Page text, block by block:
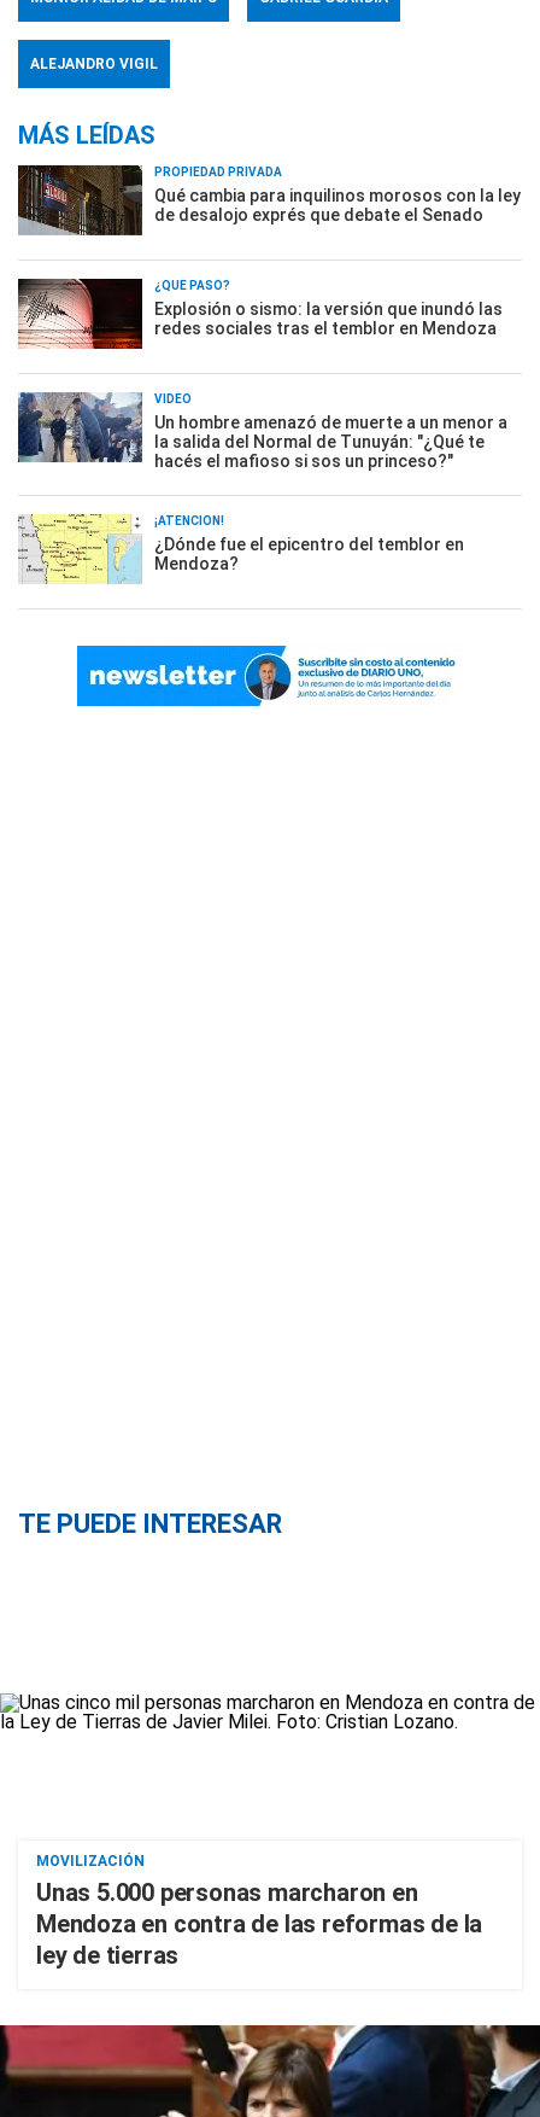
ALEJANDRO VIGIL
MÁS LEÍDAS
PROPIEDAD PRIVADA
Qué cambia para inquilinos morosos con la ley
de desalojo exprés que debate el Senado
¿QUÉ PASÓ?
Explosión o sismo: la versión que inundó las
redes sociales tras el temblor en Mendoza
VIDEO
Un hombre amenazó de muerte a un menor a
la salida del Normal de Tunuyán: "¿Qué te
hacés el mafioso si sos un princeso?"
¡ATENCIÓN!
¿Dónde fue el epicentro del temblor en
Mendoza?
TE PUEDE INTERESAR
MOVILIZACIÓN
Unas 5.000 personas marcharon en
Mendoza en contra de las reformas de la
ley de tierras